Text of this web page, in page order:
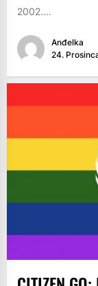
2002....
Anđelka
24.